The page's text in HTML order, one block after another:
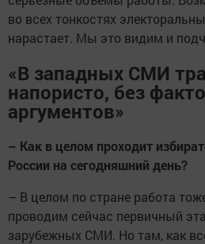
во всех тонкостях
нарастает. Мы это видим и
«В западных СМИ
напористо, без
аргументов»
– Как в целом проходит
России на сегодняшний день?
– В целом по стране работа
проводим сейчас первичный
зарубежных СМИ. Но там, как